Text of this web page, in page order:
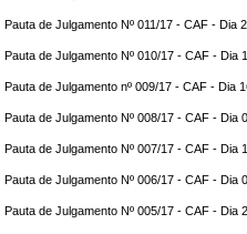
Pauta de Julgamento Nº 011/17 - CAF - Dia
Pauta de Julgamento Nº 010/17 - CAF - Dia
Pauta de Julgamento nº 009/17 - CAF - Dia
Pauta de Julgamento Nº 008/17 - CAF - Dia
Pauta de Julgamento Nº 007/17 - CAF - Dia
Pauta de Julgamento Nº 006/17 - CAF - Dia
Pauta de Julgamento Nº 005/17 - CAF - Dia